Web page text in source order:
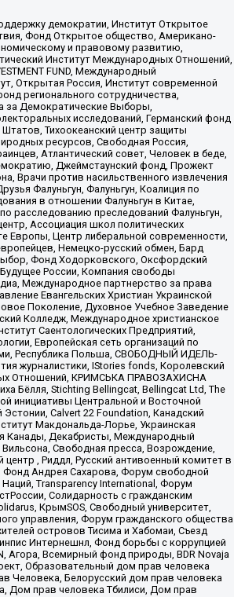
демократии, Институт Открытое
Фонд Открытое общество, Американо-
и правовому развитию,
Институт Международных Отношений,
FUND, Международный
Открытая Россия, Институт современной
регионального сотрудничества,
за Демократические Выборы,
исследований, Германский фонд
Тихоокеанский центр защиты
ресурсов, Свободная Россия,
Атлантический совет, Человек в беде,
Джеймстаунский фонд, Прожект
Врачи против насильственного извлечения
Фалуньгун, Фалуньгун, Коалиция по
в отношении Фалуньгун в Китае,
расследованию преследований Фалуньгун,
Ассоциация школ политических
Европы, Центр либеральной современности,
Немецко-русский обмен, Бард
Фонд Ходорковского, Оксфордский
России, Компания свободы
Международное партнерство за права
Евангельских Христиан Украинской
Поколение, Духовное Учебное Заведение
Колледж, Международное христианское
Саентологических Предприятий,
Европейская сеть организаций по
Республика Польша, СВОБОДНЫЙ ИДЕЛЬ-
журналистики, IStories fonds, Королевский
Отношений, КРИМСЬКА ПРАВОЗАХИСНА
Бёлля, Stichting Bellingcat, Bellingcat Ltd, The
инициативы Центральной и Восточной
Calvert 22 Foundation, Канадский
Макдональда-Лорье, Украинская
Канады, Декабристы, Международный
Свободная пресса, Возрождение,
центр , Риддл, Русский антивоенный комитет в
Андрея Сахарова, Форум свободной
Transparеncy International, Форум
Солидарность с гражданским
КрымSOS, Свободный университет,
управления, Форум гражданского общества
островов Тисима и Хабомаи, Съезд
Интернешнл, Фонд борьбы с коррупцией
Агора, Всемирный фонд природы, BDR Novaja
Образовательный дом прав человека
Человека, Белорусский дом прав человека
Дом прав человека Тбилиси, Дом прав